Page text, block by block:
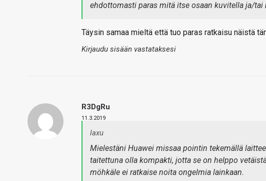
ehdottomasti paras mitä itse osaan kuvitella ja/
Täysin samaa mieltä että tuo paras ratkaisu näistä
Kirjaudu sisään vastataksesi
R3DgRu
11.3.2019
laxu
Mielestäni Huawei missaa pointin tekemällä
taitettuna olla kompakti, jotta se on helppo
möhkäle ei ratkaise noita ongelmia lainkaan.